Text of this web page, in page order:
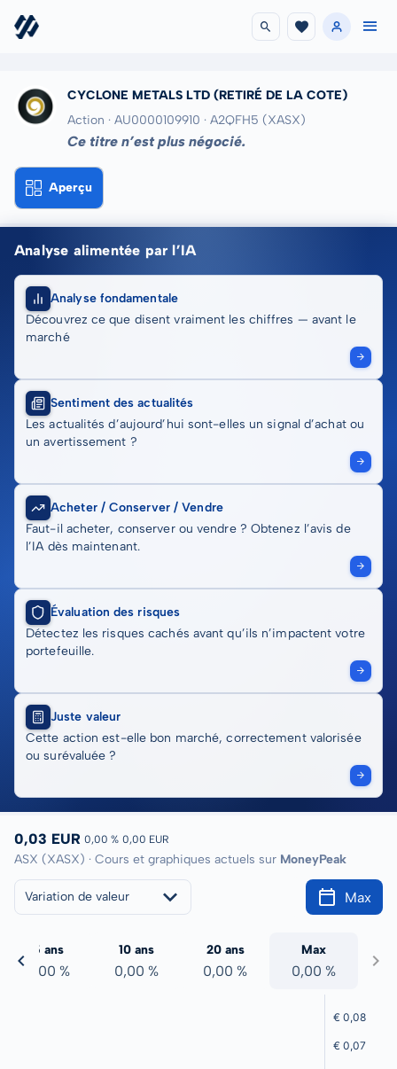
CYCLONE METALS LTD (RETIRÉ DE LA COTE)
Action · AU0000109910 · A2QFH5 (XASX)
Ce titre n’est plus négocié.
Aperçu
Analyse alimentée par l’IA
Analyse fondamentale
Découvrez ce que disent vraiment les chiffres — avant le
marché
Sentiment des actualités
Les actualités d’aujourd’hui sont-elles un signal d’achat ou
un avertissement ?
Acheter / Conserver / Vendre
Faut-il acheter, conserver ou vendre ? Obtenez l’avis de
l’IA dès maintenant.
Évaluation des risques
Détectez les risques cachés avant qu’ils n’impactent votre
portefeuille.
Juste valeur
Cette action est-elle bon marché, correctement valorisée
ou surévaluée ?
0,03 EUR 0,00 % 0,00 EUR
ASX (XASX) · Cours et graphiques actuels sur MoneyPeak
Variation de valeur Max
5 ans
0,00 %
10 ans
0,00 %
20 ans
0,00 %
Max
0,00 %